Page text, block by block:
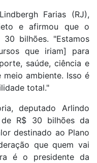
Farias (RJ),
e afirmou que o
bilhões. "Estamos
que iriam] para
saúde, ciência e
ambiente. Isso é
total."
deputado Arlindo
de R$ 30 bilhões da
destinado ao Plano
que quem vai
é o presidente da